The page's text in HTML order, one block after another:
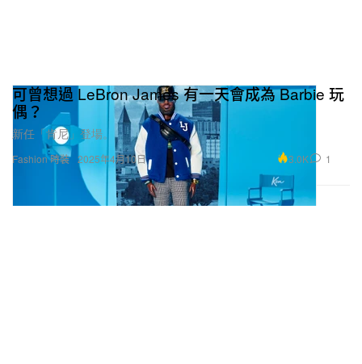
Fashion 時裝
可曾想過 LeBron James 有一天會成為 Barbie 玩
偶？
新任「肯尼」登場。
2025年4月10日 3.0K 1